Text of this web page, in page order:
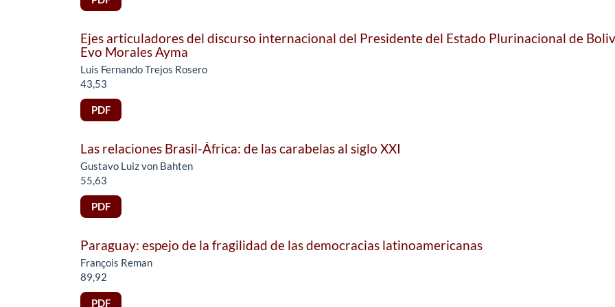
Ejes articuladores del discurso internacional del Presidente del Estado Plurinacional de
Evo Morales Ayma
Luis Fernando Trejos Rosero
43,53
PDF
Las relaciones Brasil-África: de las carabelas al siglo XXI
Gustavo Luiz von Bahten
55,63
PDF
Paraguay: espejo de la fragilidad de las democracias latinoamericanas
François Reman
89,92
PDF